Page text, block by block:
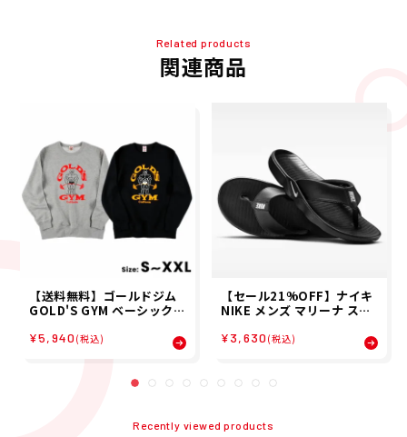
Related products
関連商品
【送料無料】ゴールドジム
GOLD'S GYM ベーシックス
フィットネス トレーニング
ウェア スウェット トレーナ
¥5,940 (税込)
【セール21%OFF】ナイキ
NIKE メンズ マリーナ スポ
ル IH2380-001 26FA
¥3,630 (税込)
Recently viewed products